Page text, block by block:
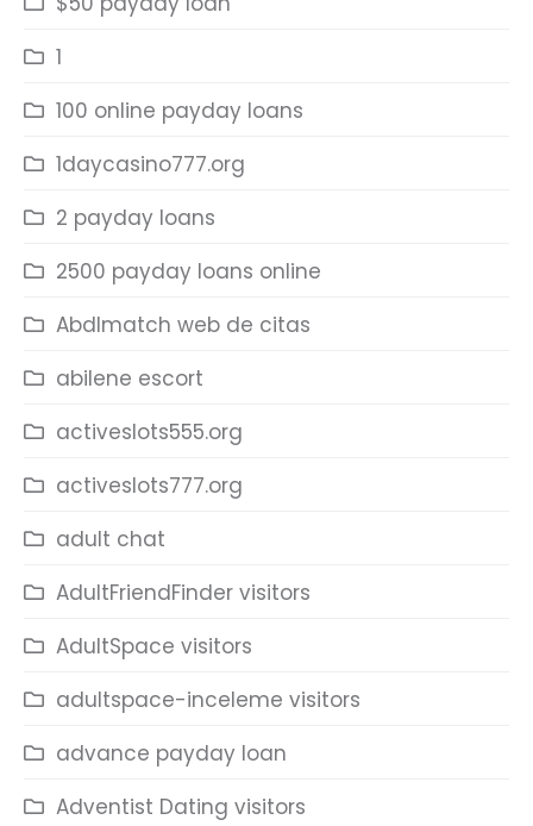
1
100 online payday loans
1daycasino777.org
2 payday loans
2500 payday loans online
Abdlmatch web de citas
abilene escort
activeslots555.org
activeslots777.org
adult chat
AdultFriendFinder visitors
AdultSpace visitors
adultspace-inceleme visitors
advance payday loan
Adventist Dating visitors